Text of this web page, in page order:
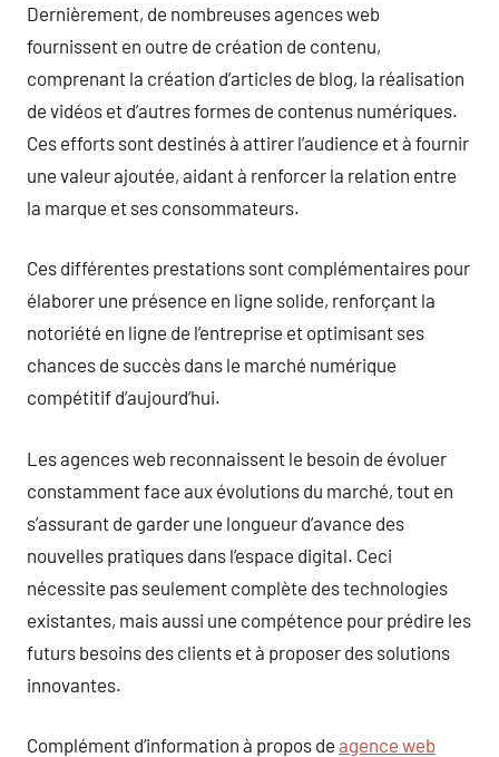
Dernièrement, de nombreuses agences web
fournissent en outre de création de contenu,
comprenant la création d’articles de blog, la réalisation
de vidéos et d’autres formes de contenus numériques.
Ces efforts sont destinés à attirer l’audience et à fournir
une valeur ajoutée, aidant à renforcer la relation entre
la marque et ses consommateurs.
Ces différentes prestations sont complémentaires pour
élaborer une présence en ligne solide, renforçant la
notoriété en ligne de l’entreprise et optimisant ses
chances de succès dans le marché numérique
compétitif d’aujourd’hui.
Les agences web reconnaissent le besoin de évoluer
constamment face aux évolutions du marché, tout en
s’assurant de garder une longueur d’avance des
nouvelles pratiques dans l’espace digital. Ceci
nécessite pas seulement complète des technologies
existantes, mais aussi une compétence pour prédire les
futurs besoins des clients et à proposer des solutions
innovantes.
Complément d’information à propos de agence web